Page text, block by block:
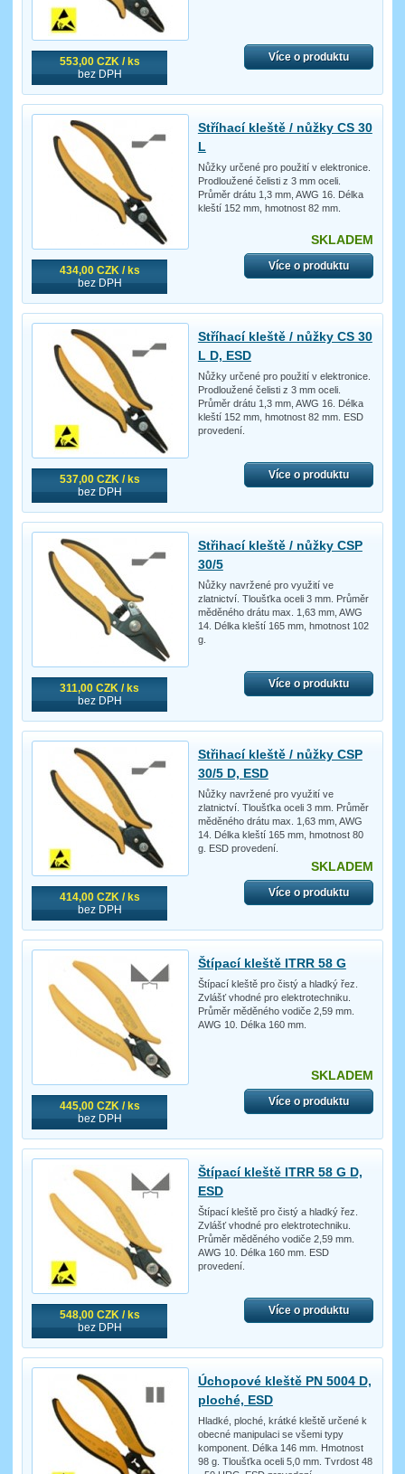
553,00 CZK / ks
bez DPH
Více o produktu
434,00 CZK / ks
bez DPH
Stříhací kleště / nůžky CS 30
L
Nůžky určené pro použití v elektronice.
Prodloužené čelisti z 3 mm oceli.
Průměr drátu 1,3 mm, AWG 16. Délka
kleští 152 mm, hmotnost 82 mm.
SKLADEM
Více o produktu
537,00 CZK / ks
bez DPH
Stříhací kleště / nůžky CS 30
L D, ESD
Nůžky určené pro použití v elektronice.
Prodloužené čelisti z 3 mm oceli.
Průměr drátu 1,3 mm, AWG 16. Délka
kleští 152 mm, hmotnost 82 mm. ESD
provedení.
Více o produktu
311,00 CZK / ks
bez DPH
Střihací kleště / nůžky CSP
30/5
Nůžky navržené pro využití ve
zlatnictví. Tloušťka oceli 3 mm. Průměr
měděného drátu max. 1,63 mm, AWG
14. Délka kleští 165 mm, hmotnost 102
g.
Více o produktu
414,00 CZK / ks
bez DPH
Střihací kleště / nůžky CSP
30/5 D, ESD
Nůžky navržené pro využití ve
zlatnictví. Tloušťka oceli 3 mm. Průměr
měděného drátu max. 1,63 mm, AWG
14. Délka kleští 165 mm, hmotnost 80
g. ESD provedení.
SKLADEM
Více o produktu
445,00 CZK / ks
bez DPH
Štípací kleště ITRR 58 G
Štípací kleště pro čistý a hladký řez.
Zvlášť vhodné pro elektrotechniku.
Průměr měděného vodiče 2,59 mm.
AWG 10. Délka 160 mm.
SKLADEM
Více o produktu
548,00 CZK / ks
bez DPH
Štípací kleště ITRR 58 G D,
ESD
Štípací kleště pro čistý a hladký řez.
Zvlášť vhodné pro elektrotechniku.
Průměr měděného vodiče 2,59 mm.
AWG 10. Délka 160 mm. ESD
provedení.
Více o produktu
Úchopové kleště PN 5004 D,
ploché, ESD
Hladké, ploché, krátké kleště určené k
obecné manipulaci se všemi typy
komponent. Délka 146 mm. Hmotnost
98 g. Tloušťka oceli 5,0 mm. Tvrdost 48